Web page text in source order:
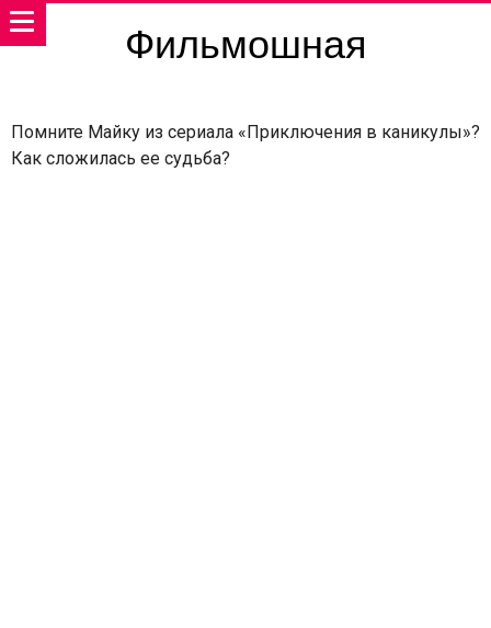
Фильмошная
Помните Майку из сериала «Приключения в каникулы»?
Как сложилась ее судьба?